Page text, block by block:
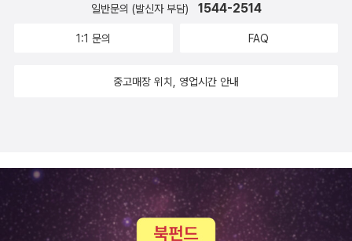
일반문의 (발신자 부담) 1544-2514
1:1 문의 FAQ
중고매장 위치, 영업시간 안내